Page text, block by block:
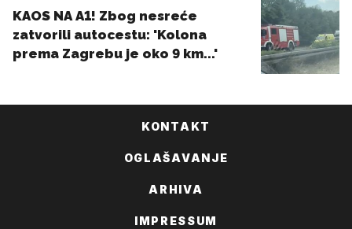
KONTAKT
OGLAŠAVANJE
ARHIVA
IMPRESSUM